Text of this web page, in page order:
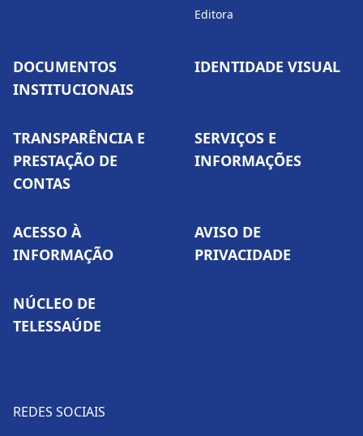
Editora
DOCUMENTOS
INSTITUCIONAIS
IDENTIDADE VISUAL
TRANSPARÊNCIA E
PRESTAÇÃO DE
CONTAS
SERVIÇOS E
INFORMAÇÕES
ACESSO À
INFORMAÇÃO
AVISO DE
PRIVACIDADE
NÚCLEO DE
TELESSAÚDE
REDES SOCIAIS